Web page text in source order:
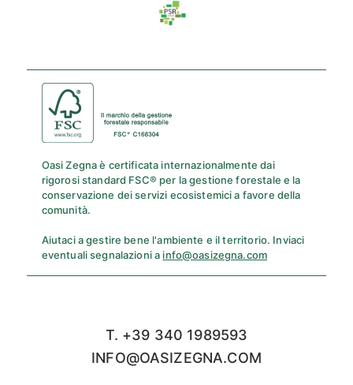
Oasi Zegna è certificata internazionalmente dai
rigorosi standard FSC® per la gestione forestale e la
conservazione dei servizi ecosistemici a favore della
comunità.
Aiutaci a gestire bene l'ambiente e il territorio. Inviaci
eventuali segnalazioni a info@oasizegna.com
T. +39 340 1989593
INFO@OASIZEGNA.COM